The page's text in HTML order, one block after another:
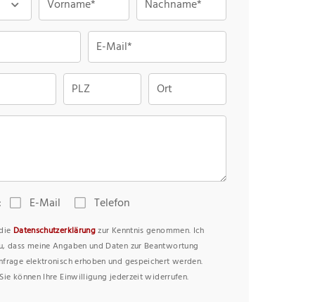
Vorname* Nachname*
E-Mail*
PLZ Ort
E-Mail Telefon
Datenschutzerklärungzur Kenntnis genommen. Ich
dass meine Angaben und Daten zur Beantwortung
elektronisch erhoben und gespeichert werden.
können Ihre Einwilligung jederzeit widerrufen.